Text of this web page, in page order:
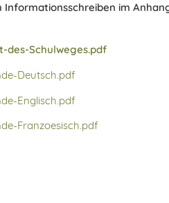
im
des-Schulweges.pdf
Deutsch.pdf
Englisch.pdf
Franzoesisch.pdf